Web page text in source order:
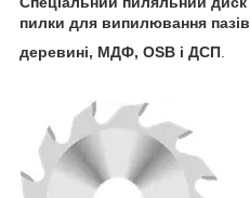
пилки для випилювання пазів
деревині, МДФ, OSB і ДСП